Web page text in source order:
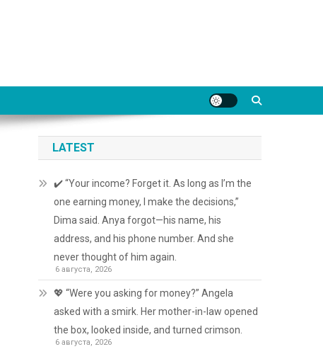
LATEST
✔️ “Your income? Forget it. As long as I’m the
one earning money, I make the decisions,”
Dima said. Anya forgot—his name, his
address, and his phone number. And she
never thought of him again.
6 августа, 2026
💖 “Were you asking for money?” Angela
asked with a smirk. Her mother-in-law opened
the box, looked inside, and turned crimson.
6 августа, 2026